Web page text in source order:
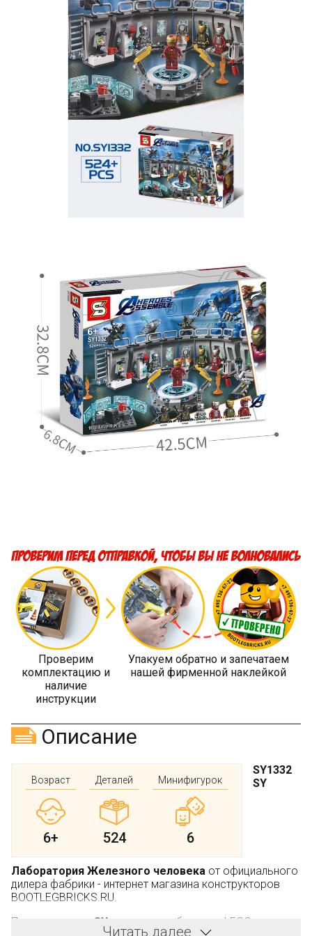
Проверим
комплектацию и
наличие
инструкции
Упакуем обратно и запечатаем
нашей фирменной наклейкой
Описание
Возраст
6+
Деталей
524
Минифигурок
6
SY1332
SY
Лаборатория Железного человека от официального
дилера фабрики - интернет магазина конструкторов
BOOTLEGBRICKS.RU.
Производитель: SY , не является брендом LEGO.
Читать далее